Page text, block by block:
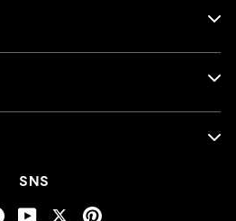
SNS
FacebookYouTubeTwitter